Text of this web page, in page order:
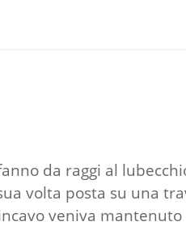
da raggi al
volta posta su una
veniva mantenuto